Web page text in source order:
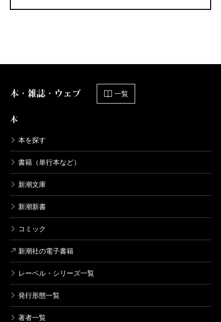
本・雑誌・ウェブ 一覧
本
本を探す
書籍（単行本など）
新潮文庫
新潮新書
コミック
新潮社の電子書籍
レーベル・シリーズ一覧
発行形態一覧
著者一覧